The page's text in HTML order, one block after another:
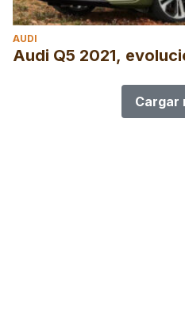
AUDI
Audi Q5 2021,
Cargar